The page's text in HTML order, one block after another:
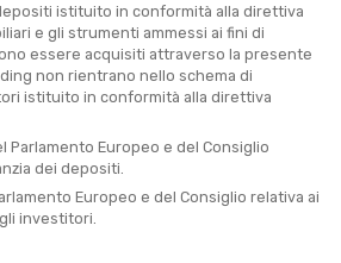
istituito in conformità alla direttiva
e gli strumenti ammessi ai fini di
essere acquisiti attraverso la presente
non rientrano nello schema di
istituito in conformità alla direttiva
Parlamento Europeo e del Consiglio
dei depositi.
Europeo e del Consiglio relativa ai
investitori.